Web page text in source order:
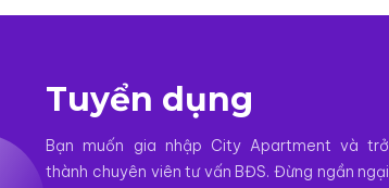
Tuyển dụng
Bạn muốn gia nhập City Apartment và trở
thành chuyên viên tư vấn BĐS. Đừng ngần ngại